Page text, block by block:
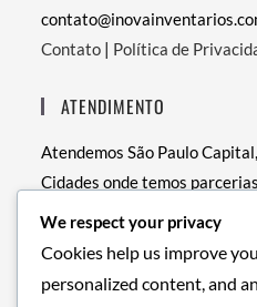
Contato | Política de
ATENDIMENTO
Atendemos São Paulo
Cidades onde temos parcerias
• RJ – Rio de Janeiro
We respect your privacy
Cookies help us improve
personalized content, and